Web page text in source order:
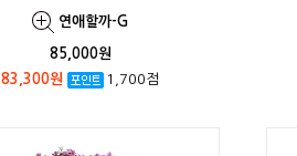
연애할까-G
85,000원
83,300원
1,700점